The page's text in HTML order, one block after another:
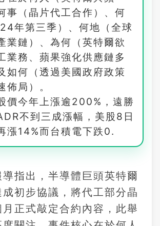
事（晶片代工合作）、何
年第三季）、何地（全球
業鏈）、為何（英特爾欲
業務、蘋果強化供應鏈多
如何（透過美國政府政策
佈局）。
價今年上漲逾200%，遠勝
不到三成漲幅，美股8日
漲14%而台積電下跌0.
指出，半導體巨頭英特爾
成初步協議，將代工部分晶
月正式敲定合約內容，此舉